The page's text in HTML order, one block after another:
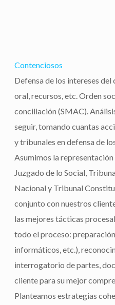
Contenciosos
Defensa de los intereses
oral, recursos, etc. Orden
conciliación (SMAC).
seguir, tomando cuantas
y tribunales en defensa de
Asumimos la
Juzgado de lo Social,
Nacional y Tribunal
conjunto con nuestros
las mejores tácticas
todo el proceso:
informáticos, etc.),
interrogatorio de partes,
cliente para su mejor
Planteamos estrategias